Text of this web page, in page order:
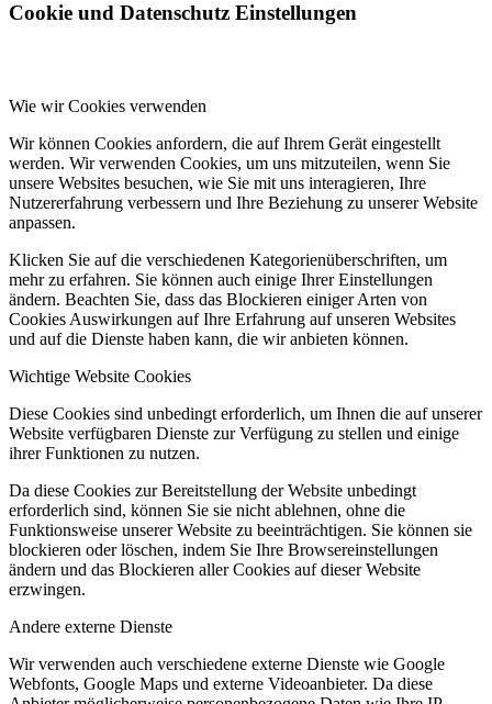
Cookie und Datenschutz Einstellungen
Wie wir Cookies verwenden
Wir können Cookies anfordern, die auf Ihrem Gerät eingestellt
werden. Wir verwenden Cookies, um uns mitzuteilen, wenn Sie
unsere Websites besuchen, wie Sie mit uns interagieren, Ihre
Nutzererfahrung verbessern und Ihre Beziehung zu unserer Website
anpassen.
Klicken Sie auf die verschiedenen Kategorienüberschriften, um
mehr zu erfahren. Sie können auch einige Ihrer Einstellungen
ändern. Beachten Sie, dass das Blockieren einiger Arten von
Cookies Auswirkungen auf Ihre Erfahrung auf unseren Websites
und auf die Dienste haben kann, die wir anbieten können.
Wichtige Website Cookies
Diese Cookies sind unbedingt erforderlich, um Ihnen die auf unserer
Website verfügbaren Dienste zur Verfügung zu stellen und einige
ihrer Funktionen zu nutzen.
Da diese Cookies zur Bereitstellung der Website unbedingt
erforderlich sind, können Sie sie nicht ablehnen, ohne die
Funktionsweise unserer Website zu beeinträchtigen. Sie können sie
blockieren oder löschen, indem Sie Ihre Browsereinstellungen
ändern und das Blockieren aller Cookies auf dieser Website
erzwingen.
Andere externe Dienste
Wir verwenden auch verschiedene externe Dienste wie Google
Webfonts, Google Maps und externe Videoanbieter. Da diese